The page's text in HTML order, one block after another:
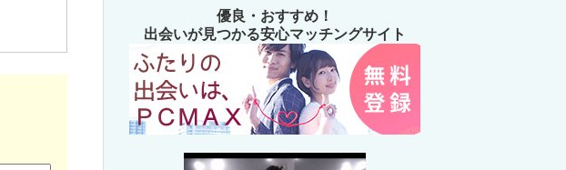
優良・おすすめ！
出会いが見つかる安心マッチングサイト